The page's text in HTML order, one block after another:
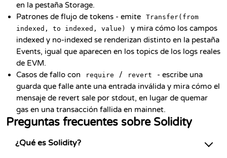
en la pestaña Storage.
Patrones de flujo de tokens - emite
Transfer(from
indexed, to indexed, value)
y mira cómo los campos
indexed y no-indexed se renderizan distinto en la pestaña
Events, igual que aparecen en los topics de los logs reales
de EVM.
Casos de fallo con
require / revert
- escribe una
guarda que falle ante una entrada inválida y mira cómo el
mensaje de revert sale por stdout, en lugar de quemar
gas en una transacción fallida en mainnet.
Preguntas frecuentes sobre Solidity
¿Qué es Solidity?